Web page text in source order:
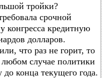
тройки?
срочной
кредитную
долларов.
что раз не горит, то
случае политики
до конца текущего года.